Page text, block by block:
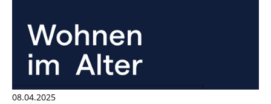
08.04.2025